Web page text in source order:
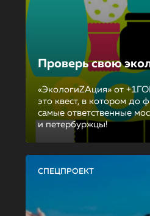
Проверь свою
«ЭкологиZAция» от
это квест, в котором до
самые ответственные
и петербуржцы!
СПЕЦПРОЕКТ